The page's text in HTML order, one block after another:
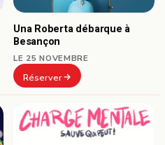
Una Roberta débarque à
Besançon
LE 25 NOVEMBRE
Réserver